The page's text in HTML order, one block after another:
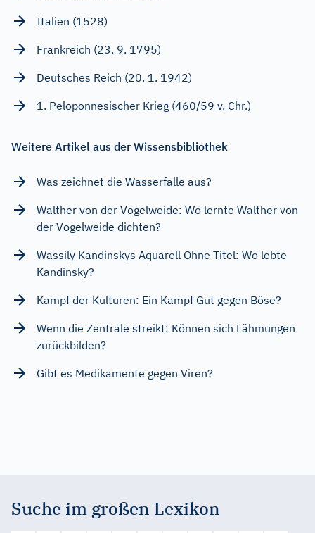
Italien (1528)
Frankreich (23. 9. 1795)
Deutsches Reich (20. 1. 1942)
1. Peloponnesischer Krieg (460/59 v. Chr.)
Weitere Artikel aus der Wissensbibliothek
Was zeichnet die Wasserfalle aus?
Walther von der Vogelweide: Wo lernte Walther von
der Vogelweide dichten?
Wassily Kandinskys Aquarell Ohne Titel: Wo lebte
Kandinsky?
Kampf der Kulturen: Ein Kampf Gut gegen Böse?
Wenn die Zentrale streikt: Können sich Lähmungen
zurückbilden?
Gibt es Medikamente gegen Viren?
Suche im großen Lexikon